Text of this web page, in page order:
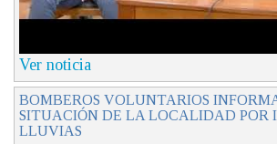
Ver noticia
BOMBEROS VOLUNTARIOS
SITUACIÓN DE LA LOCALIDAD POR
LLUVIAS